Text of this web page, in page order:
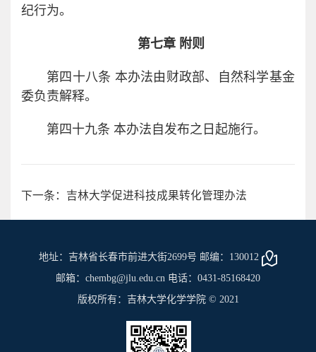
纪行为。
第七章 附则
第四十八条 本办法由财政部、自然科学基金
委负责解释。
第四十九条 本办法自发布之日起施行。
下一条：吉林大学促进科技成果转化管理办法
地址：吉林省长春市前进大街2699号 邮编：130012
邮箱：chembg@jlu.edu.cn 电话：0431-85168420
版权所有：吉林大学化学学院 © 2021